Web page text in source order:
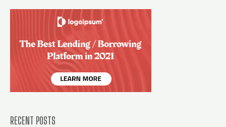
RECENT POSTS